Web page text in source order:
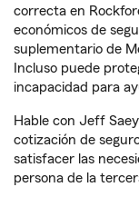
correcta en
económicos de
suplementario de
Incluso puede
incapacidad para
Hable con Jeff
cotización de
satisfacer las
persona de la